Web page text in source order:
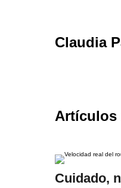
Claudia
Artículos
Cuidado,